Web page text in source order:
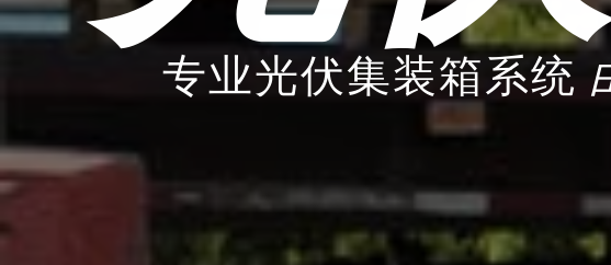
专业光伏集装箱系统